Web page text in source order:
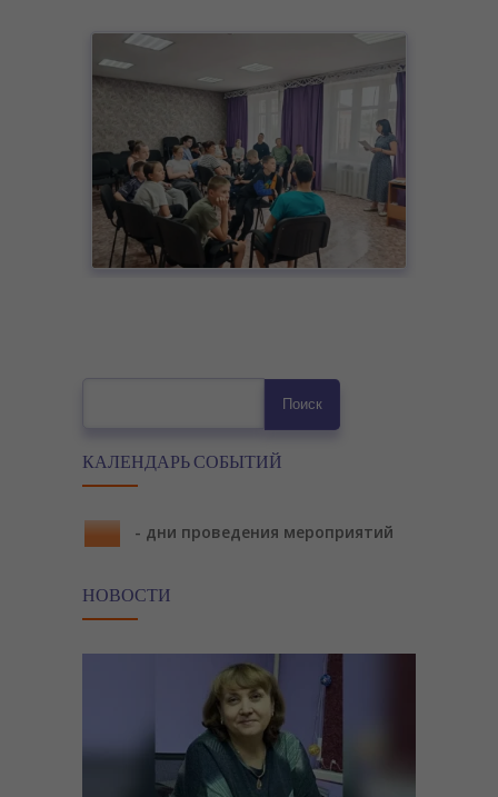
---- Развиваем финансовую грамотность у ребёнка
---- Телефон доверия для детей и их родителей
---- Памятка по оформлению sim-карт иностранными
гражданами
---- Cлучаи появления диких животных, в том числе
бурых медведей, в населенных пунктах региона
---- Прокуратура Иркутской области
---- Как платить налоги
-- Семейные клубы
-- Ресурсная карта
-- Как взять детей из «Центра помощи детям,
оставшимся без попечения родителей» на выходные
дни или каникулы
-- Памятка по восстановлению в родительских правах
Поиск
КАЛЕНДАРЬ СОБЫТИЙ
- дни проведения мероприятий
НОВОСТИ